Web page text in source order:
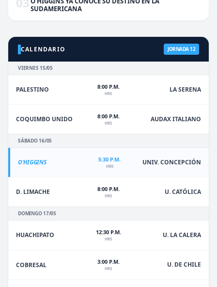
SUDAMERICANA
CALENDARIO JORNADA 12
VIERNES 15/05
PALESTINO 8:00 P.M.
HRS LA SERENA
COQUIMBO UNIDO 8:00 P.M.
HRS AUDAX ITALIANO
SÁBADO 16/05
O'HIGGINS 5:30 P.M.
HRS UNIV. CONCEPCIÓN
D. LIMACHE 8:00 P.M.
HRS U. CATÓLICA
DOMINGO 17/05
HUACHIPATO 12:30 P.M.
HRS U. LA CALERA
COBRESAL 3:00 P.M.
HRS U. DE CHILE